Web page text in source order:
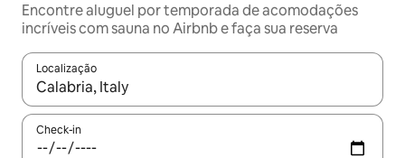
Encontre aluguel por temporada de acomodações
incríveis com sauna no Airbnb e faça sua reserva
Localização
Quando os resultados estiverem disponíveis, explore-os
Check-in